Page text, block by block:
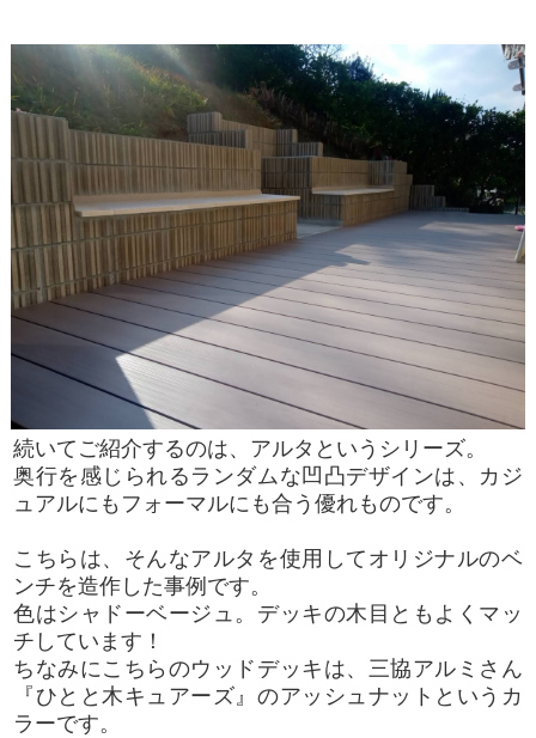
続いてご紹介するのは、アルタというシリーズ。
奥行を感じられるランダムな凹凸デザインは、カジ
ュアルにもフォーマルにも合う優れものです。
こちらは、そんなアルタを使用してオリジナルのベ
ンチを造作した事例です。
色はシャドーベージュ。デッキの木目ともよくマッ
チしています！
ちなみにこちらのウッドデッキは、三協アルミさん
『ひとと木キュアーズ』のアッシュナットというカ
ラーです。